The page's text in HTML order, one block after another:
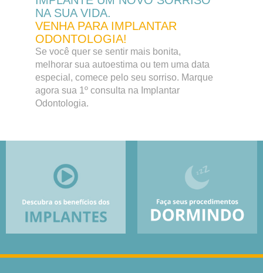
NA SUA VIDA.
VENHA PARA IMPLANTAR
ODONTOLOGIA!
Se você quer se sentir mais bonita,
melhorar sua autoestima ou tem uma data
especial, comece pelo seu sorriso. Marque
agora sua 1º consulta na Implantar
Odontologia.